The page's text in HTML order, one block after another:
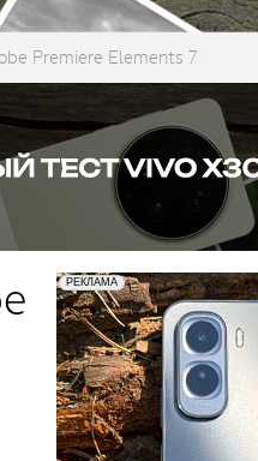
Premiere Elements 7